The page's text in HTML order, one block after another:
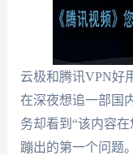
云极和腾讯VPN好
在深夜想追一部国
务却看到“该内容
蹦出的第一个问题